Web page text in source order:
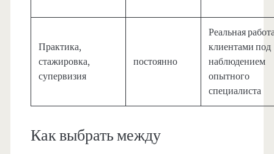
Практика,
стажировка,
супервизия
постоянно
Реальная
клиентами под
наблюдением
опытного
специалиста
Как выбрать между